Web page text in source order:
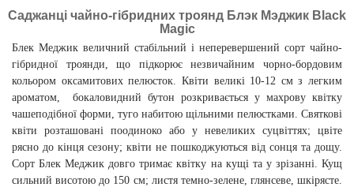
Саджанці чайно-гібридних троянд Блэк Мэджик Black
Magic
Блек Меджик величний стабільний і неперевершений сорт чайно-
гібридної троянди, що підкорює незвичайним чорно-бордовим
кольором оксамитових пелюсток. Квіти великі 10-12 см з легким
ароматом, бокаловидний бутон розкривається у махрову квітку
чашеподібної форми, туго набитою щільними пелюстками. Святкові
квіти розташовані поодиноко або у невеликих суцвіттях; цвіте
рясно до кінця сезону; квіти не пошкоджуються від сонця та дощу.
Сорт Блек Меджик довго тримає квітку на кущі та у зрізанні. Кущ
сильний висотою до 150 см; листя темно-зелене, глянсеве, шкірясте.